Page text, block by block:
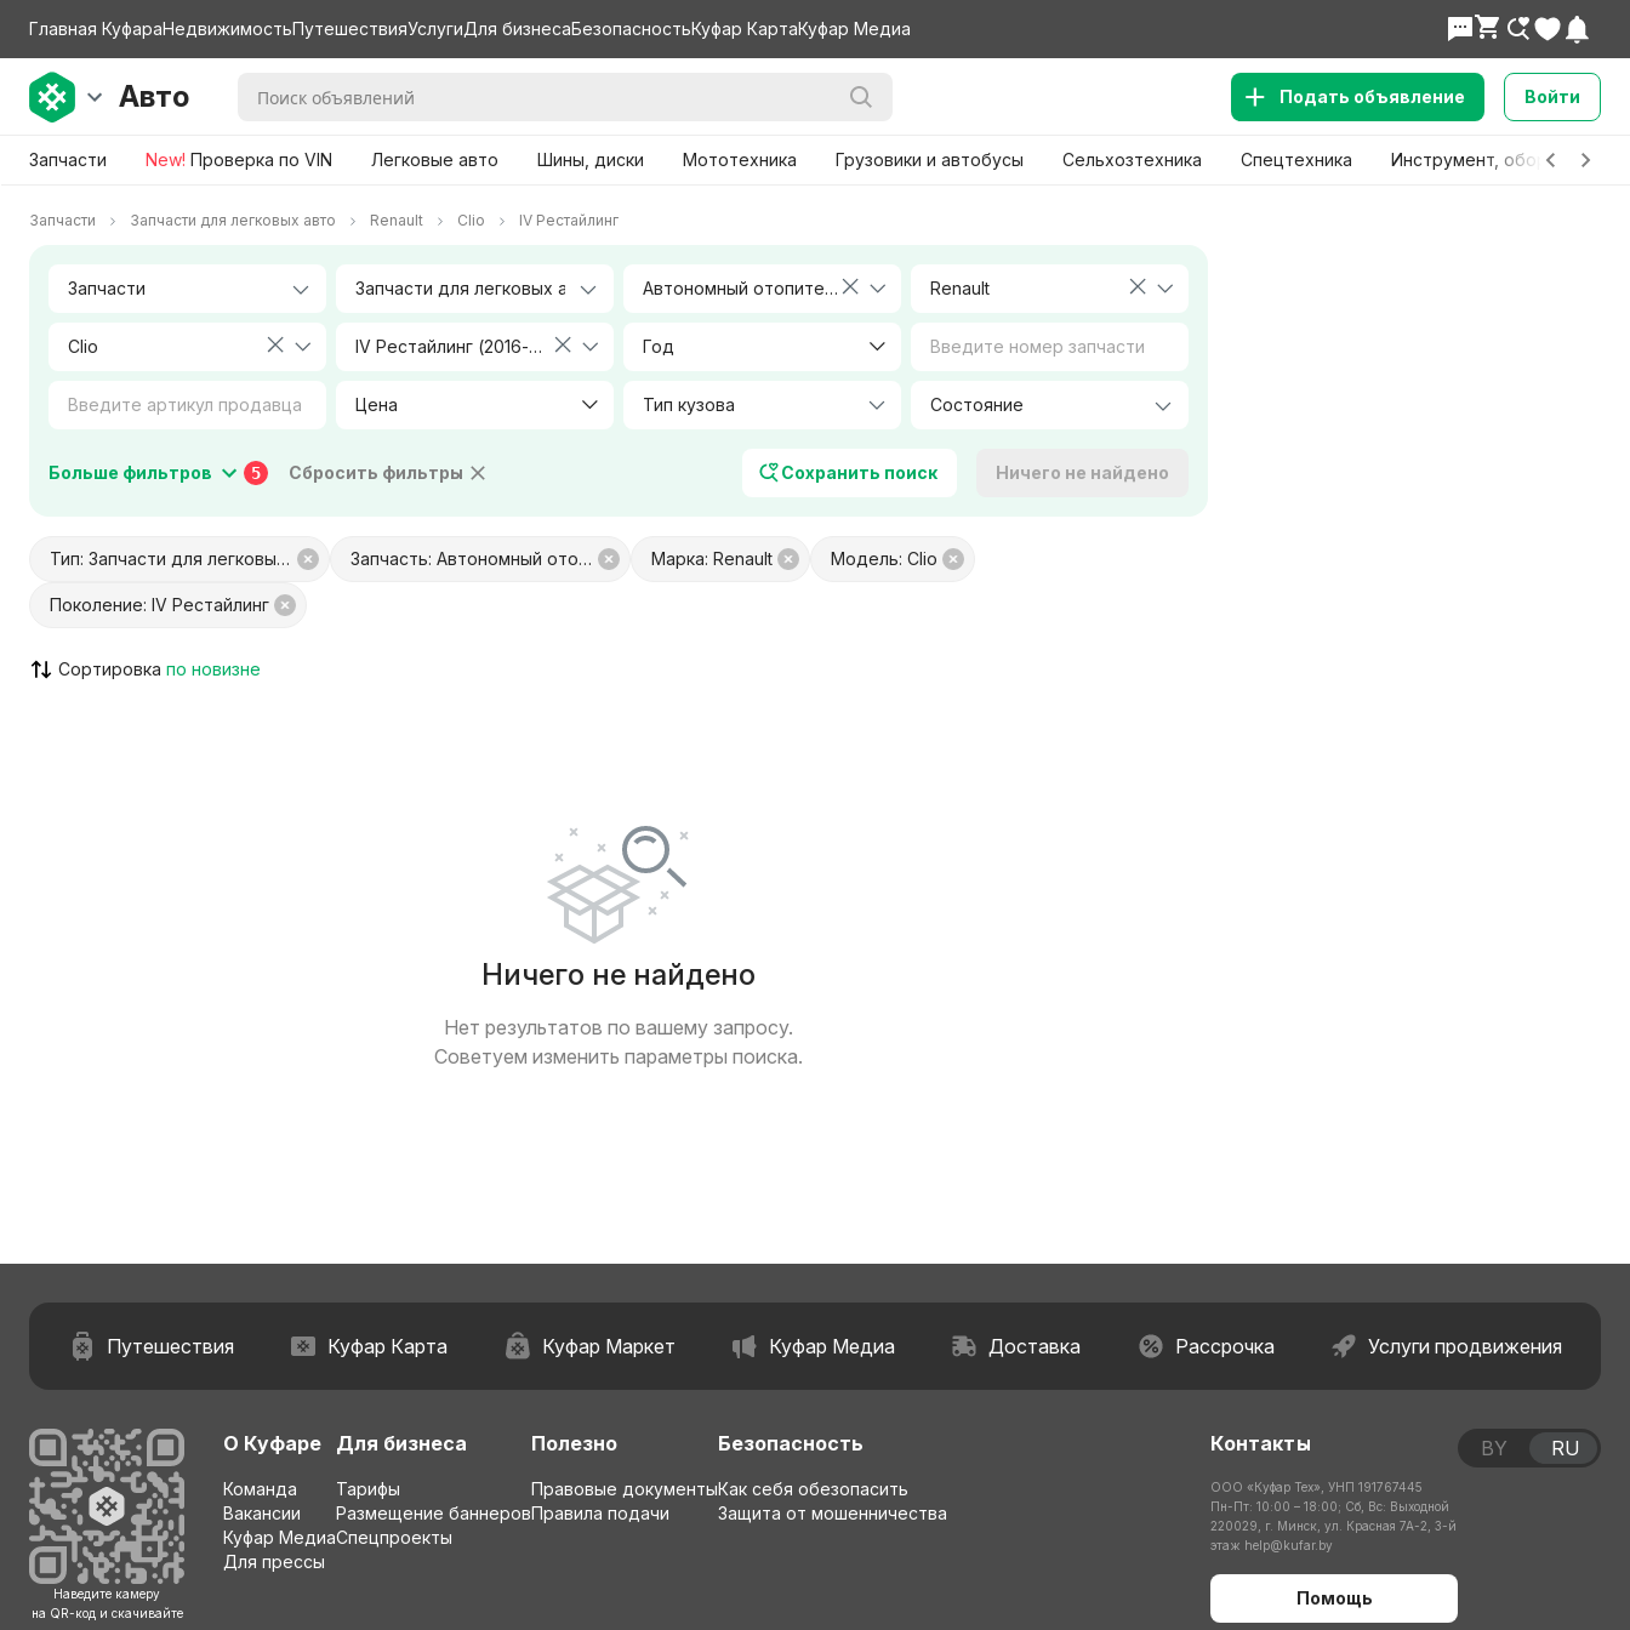
Главная КуфараНедвижимостьПутешествияУслугиДля бизнесаБезопасностьКуфар КартаКуфар Медиа
Авто Подать объявление Войти
Запчасти New! Проверка по VIN Легковые авто Шины, диски Мототехника Грузовики и автобусы Сельхозтехника Спецтехника Инструмент, оборудование
Запчасти Запчасти для легковых авто Renault Clio IV Рестайлинг
Автономный отопитель Renault
Clio IV Рестайлинг (2016-2019) Год
Цена Тип кузова
Коробка передач Тип двигателя
Только с видео
Больше фильтров 5 Сбросить фильтры Сохранить поиск Ничего не найдено
Тип: Запчасти для легковых авто Запчасть: Автономный отопитель Марка: Renault Модель: Clio
Поколение: IV Рестайлинг
Сортировка
Ничего не найдено
Нет результатов по вашему запросу.
Советуем изменить параметры поиска.
Путешествия Куфар Карта Куфар Маркет Куфар Медиа Доставка Рассрочка Услуги продвижения
Наведите камеру
на QR-код и скачивайте
О Куфаре
Команда
Вакансии
Куфар Медиа
Для прессы
Для бизнеса
Тарифы
Размещение баннеров
Спецпроекты
Полезно
Правовые документы
Правила подачи
Безопасность
Как себя обезопасить
Защита от мошенничества
Контакты
ООО «Куфар Тех», УНП 191767445
Пн-Пт: 10:00 – 18:00; Сб, Вс: Выходной
220029, г. Минск, ул. Красная 7А-2, 3-й
этаж help@kufar.by
Помощь
BY RU